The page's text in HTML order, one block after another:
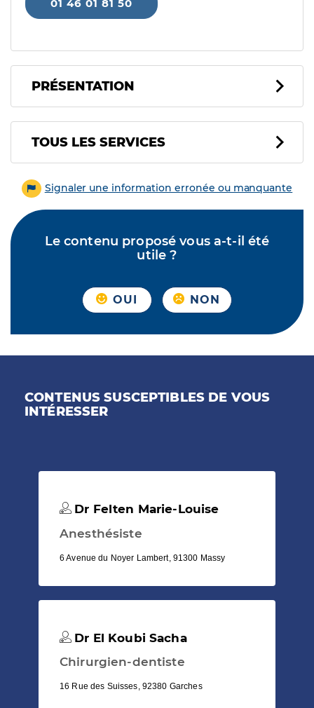
01 46 01 81 50
PRÉSENTATION
Tous les services
TOUS LES SERVICES
Signaler une information erronée ou manquante
Le contenu proposé vous a-t-il été
utile ?
OUI NON
CONTENUS SUSCEPTIBLES DE VOUS
INTÉRESSER
Dr Felten Marie-Louise
Anesthésiste
6 Avenue du Noyer Lambert, 91300 Massy
Dr El Koubi Sacha
Chirurgien-dentiste
16 Rue des Suisses, 92380 Garches